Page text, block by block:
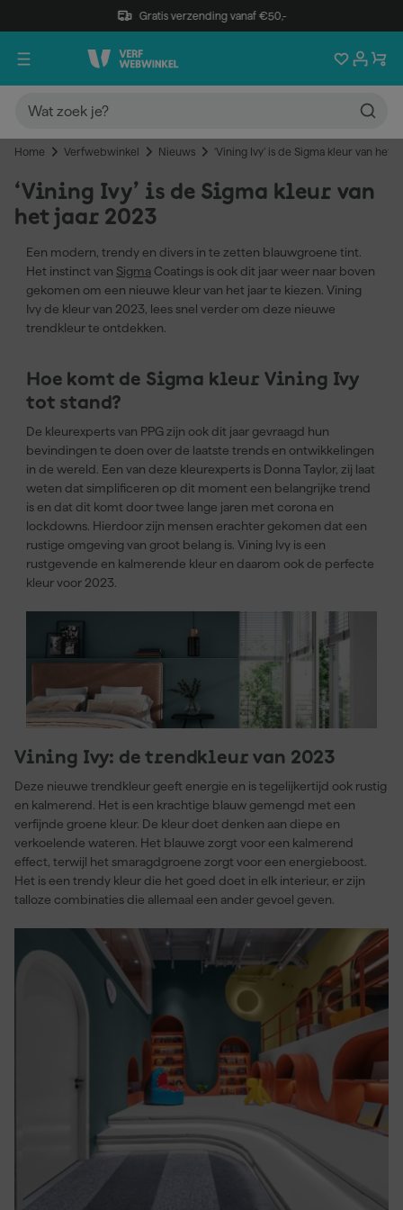
Gratis verzending vanaf €50,-
Home Verfwebwinkel Nieuws ‘Vining Ivy’ is de Sigma kleur van het
‘Vining Ivy’ is de Sigma kleur van
het jaar 2023
Een modern, trendy en divers in te zetten blauwgroene tint.
Het instinct van Sigma Coatings is ook dit jaar weer naar boven
gekomen om een nieuwe kleur van het jaar te kiezen. Vining
Ivy de kleur van 2023, lees snel verder om deze nieuwe
trendkleur te ontdekken.
Hoe komt de Sigma kleur Vining Ivy
tot stand?
De kleurexperts van PPG zijn ook dit jaar gevraagd hun
bevindingen te doen over de laatste trends en ontwikkelingen
in de wereld. Een van deze kleurexperts is Donna Taylor, zij laat
weten dat simplificeren op dit moment een belangrijke trend
is en dat dit komt door twee lange jaren met corona en
lockdowns. Hierdoor zijn mensen erachter gekomen dat een
rustige omgeving van groot belang is. Vining Ivy is een
rustgevende en kalmerende kleur en daarom ook de perfecte
kleur voor 2023.
Vining Ivy: de trendkleur van 2023
Deze nieuwe trendkleur geeft energie en is tegelijkertijd ook rustig
en kalmerend. Het is een krachtige blauw gemengd met een
verfijnde groene kleur. De kleur doet denken aan diepe en
verkoelende wateren. Het blauwe zorgt voor een kalmerend
effect, terwijl het smaragdgroene zorgt voor een energieboost.
Het is een trendy kleur die het goed doet in elk interieur, er zijn
talloze combinaties die allemaal een ander gevoel geven.